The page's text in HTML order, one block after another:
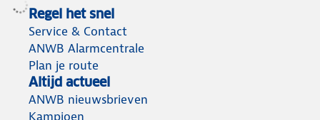
Regel het snel
Service & Contact
ANWB Alarmcentrale
Plan je route
Altijd actueel
ANWB nieuwsbrieven
Kampioen